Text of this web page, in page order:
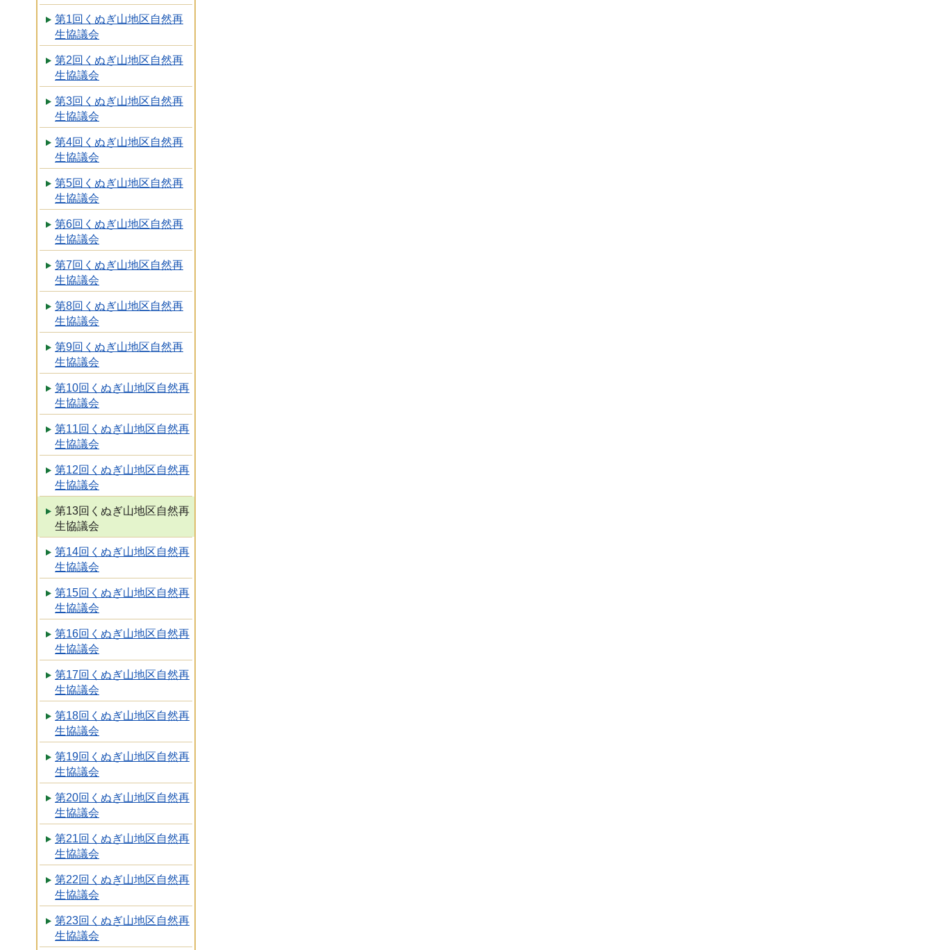
第1回くぬぎ山地区自然再
生協議会
第2回くぬぎ山地区自然再
生協議会
第3回くぬぎ山地区自然再
生協議会
第4回くぬぎ山地区自然再
生協議会
第5回くぬぎ山地区自然再
生協議会
第6回くぬぎ山地区自然再
生協議会
第7回くぬぎ山地区自然再
生協議会
第8回くぬぎ山地区自然再
生協議会
第9回くぬぎ山地区自然再
生協議会
第10回くぬぎ山地区自然再
生協議会
第11回くぬぎ山地区自然再
生協議会
第12回くぬぎ山地区自然再
生協議会
第13回くぬぎ山地区自然再
生協議会
第14回くぬぎ山地区自然再
生協議会
第15回くぬぎ山地区自然再
生協議会
第16回くぬぎ山地区自然再
生協議会
第17回くぬぎ山地区自然再
生協議会
第18回くぬぎ山地区自然再
生協議会
第19回くぬぎ山地区自然再
生協議会
第20回くぬぎ山地区自然再
生協議会
第21回くぬぎ山地区自然再
生協議会
第22回くぬぎ山地区自然再
生協議会
第23回くぬぎ山地区自然再
生協議会